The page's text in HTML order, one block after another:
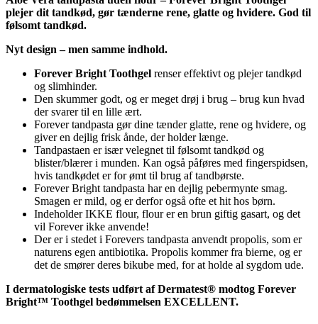
p
s
a
:
5
8
,
0
0
k
r
.
s
6
,
0
k
r
.
.
plejer dit tandkød, gør tænderne rene, glatte og hvidere. God til
følsomt tandkød.
Nyt design – men samme indhold.
Forever Bright Toothgel renser effektivt og plejer tandkød
og slimhinder.
Den skummer godt, og er meget drøj i brug – brug kun hvad
der svarer til en lille ært.
Forever tandpasta gør dine tænder glatte, rene og hvidere, og
giver en dejlig frisk ånde, der holder længe.
Tandpastaen er især velegnet til følsomt tandkød og
blister/blærer i munden. Kan også påføres med fingerspidsen,
hvis tandkødet er for ømt til brug af tandbørste.
Forever Bright tandpasta har en dejlig pebermynte smag.
Smagen er mild, og er derfor også ofte et hit hos børn.
Indeholder IKKE flour, flour er en brun giftig gasart, og det
vil Forever ikke anvende!
Der er i stedet i Forevers tandpasta anvendt propolis, som er
naturens egen antibiotika. Propolis kommer fra bierne, og er
det de smører deres bikube med, for at holde al sygdom ude.
I dermatologiske tests udført af Dermatest® modtog Forever
Bright™ Toothgel bedømmelsen EXCELLENT.